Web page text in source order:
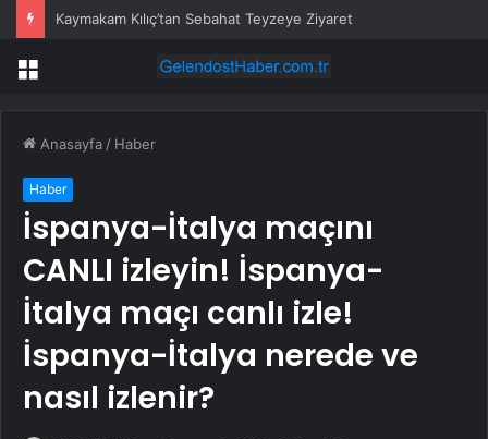
Kaymakam Kılıç’tan Sebahat Teyzeye Ziyaret
Menü
Anasayfa / Haber
Haber
İspanya-İtalya maçını
CANLI izleyin! İspanya-
İtalya maçı canlı izle!
İspanya-İtalya nerede ve
nasıl izlenir?